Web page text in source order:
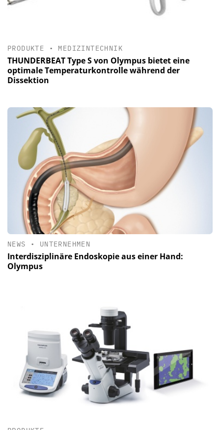
PRODUKTE • MEDIZINTECHNIK
THUNDERBEAT Type S von Olympus bietet eine
optimale Temperaturkontrolle während der
Dissektion
NEWS • UNTERNEHMEN
Interdisziplinäre Endoskopie aus einer Hand:
Olympus